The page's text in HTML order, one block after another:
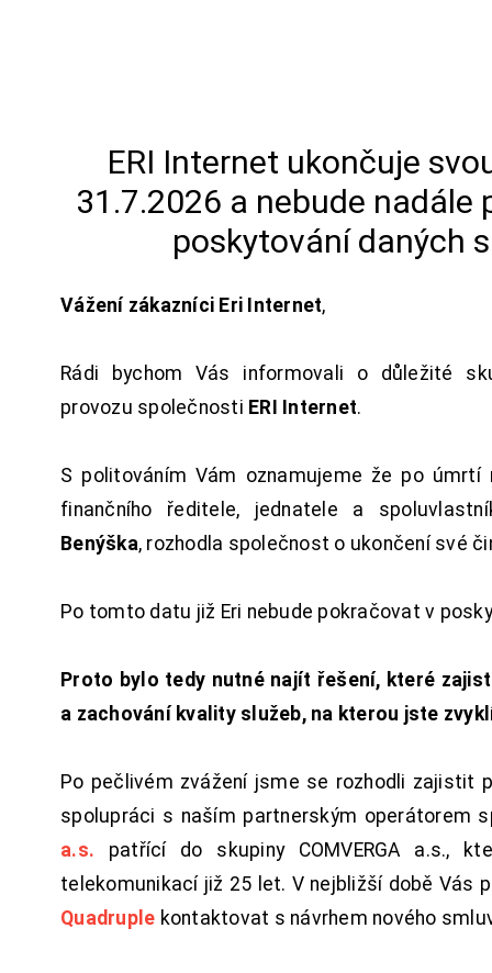
ERI Internet ukončuje
31.7.2026 a nebude nadále
poskytování daných
Vážení zákazníci Eri Internet,
Rádi bychom Vás informovali o důležité
provozu společnosti ERI Internet.
S politováním Vám oznamujeme že po úmrtí
finančního ředitele, jednatele a
Benýška, rozhodla společnost o ukončení své
Po tomto datu již Eri nebude pokračovat v
Proto bylo tedy nutné najít řešení, které
a zachování kvality služeb, na kterou jste
Po pečlivém zvážení jsme se rozhodli zajistit
spolupráci s naším partnerským operátorem
a.s. patřící do skupiny COMVERGA a.s.,
telekomunikací již 25 let. V nejbližší době Vás
Quadruple kontaktovat s návrhem nového